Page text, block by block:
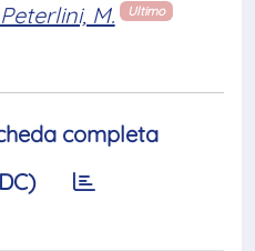
Peterlini, M. Ultimo
completa